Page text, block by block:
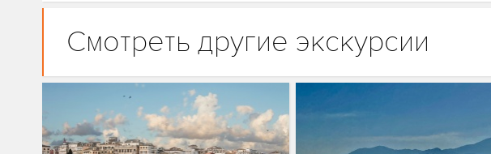
Смотреть другие экскурсии